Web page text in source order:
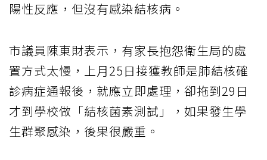
陽性反應，但沒有感染結核病。
市議員陳東財表示，有家長抱怨衛生局的處
置方式太慢，上月25日接獲教師是肺結核確
診病症通報後，就應立即處理，卻拖到29日
才到學校做「結核菌素測試」，如果發生學
生群聚感染，後果很嚴重。